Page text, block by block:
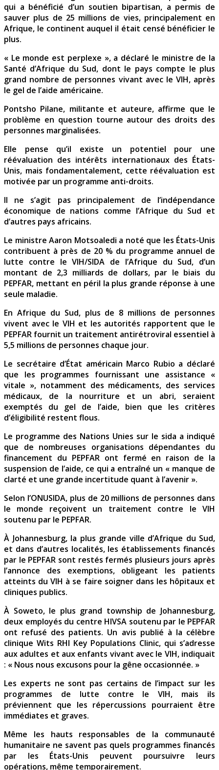
qui a bénéficié d’un soutien bipartisan, a permis de
sauver plus de 25 millions de vies, principalement en
Afrique, le continent auquel il était censé bénéficier le
plus.
« Le monde est perplexe », a déclaré le ministre de la
Santé d’Afrique du Sud, dont le pays compte le plus
grand nombre de personnes vivant avec le VIH, après
le gel de l’aide américaine.
Pontsho Pilane, militante et auteure, affirme que le
problème en question tourne autour des droits des
personnes marginalisées.
Elle pense qu’il existe un potentiel pour une
réévaluation des intérêts internationaux des États-
Unis, mais fondamentalement, cette réévaluation est
motivée par un programme anti-droits.
Il ne s’agit pas principalement de l’indépendance
économique de nations comme l’Afrique du Sud et
d’autres pays africains.
Le ministre Aaron Motsoaledi a noté que les États-Unis
contribuent à près de 20 % du programme annuel de
lutte contre le VIH/SIDA de l’Afrique du Sud, d’un
montant de 2,3 milliards de dollars, par le biais du
PEPFAR, mettant en péril la plus grande réponse à une
seule maladie.
En Afrique du Sud, plus de 8 millions de personnes
vivent avec le VIH et les autorités rapportent que le
PEPFAR fournit un traitement antirétroviral essentiel à
5,5 millions de personnes chaque jour.
Le secrétaire d’État américain Marco Rubio a déclaré
que les programmes fournissant une assistance «
vitale », notamment des médicaments, des services
médicaux, de la nourriture et un abri, seraient
exemptés du gel de l’aide, bien que les critères
d’éligibilité restent flous.
Le programme des Nations Unies sur le sida a indiqué
que de nombreuses organisations dépendantes du
financement du PEPFAR ont fermé en raison de la
suspension de l’aide, ce qui a entraîné un « manque de
clarté et une grande incertitude quant à l’avenir ».
Selon l’ONUSIDA, plus de 20 millions de personnes dans
le monde reçoivent un traitement contre le VIH
soutenu par le PEPFAR.
À Johannesburg, la plus grande ville d’Afrique du Sud,
et dans d’autres localités, les établissements financés
par le PEPFAR sont restés fermés plusieurs jours après
l’annonce des exemptions, obligeant les patients
atteints du VIH à se faire soigner dans les hôpitaux et
cliniques publics.
À Soweto, le plus grand township de Johannesburg,
deux employés du centre HIVSA soutenu par le PEPFAR
ont refusé des patients. Un avis publié à la célèbre
clinique Wits RHI Key Populations Clinic, qui s’adresse
aux adultes et aux enfants vivant avec le VIH, indiquait
: « Nous nous excusons pour la gêne occasionnée. »
Les experts ne sont pas certains de l’impact sur les
programmes de lutte contre le VIH, mais ils
préviennent que les répercussions pourraient être
immédiates et graves.
Même les hauts responsables de la communauté
humanitaire ne savent pas quels programmes financés
par les États-Unis peuvent poursuivre leurs
opérations, même temporairement.